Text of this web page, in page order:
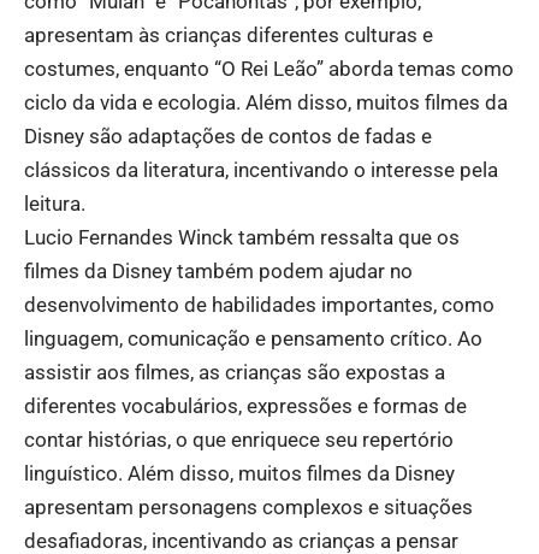
apresentam às crianças diferentes culturas e
costumes, enquanto “O Rei Leão” aborda temas como
ciclo da vida e ecologia. Além disso, muitos filmes da
Disney são adaptações de contos de fadas e
clássicos da literatura, incentivando o interesse pela
leitura.
Lucio Fernandes Winck também ressalta que os
filmes da Disney também podem ajudar no
desenvolvimento de habilidades importantes, como
linguagem, comunicação e pensamento crítico. Ao
assistir aos filmes, as crianças são expostas a
diferentes vocabulários, expressões e formas de
contar histórias, o que enriquece seu repertório
linguístico. Além disso, muitos filmes da Disney
apresentam personagens complexos e situações
desafiadoras, incentivando as crianças a pensar